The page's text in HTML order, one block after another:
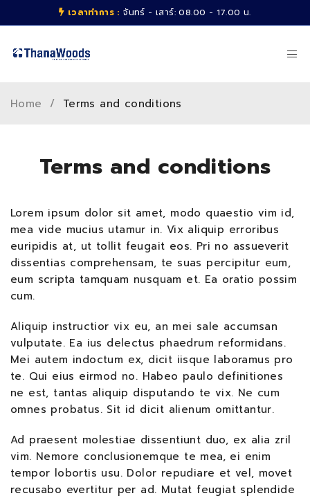
เวลาทำการ : จันทร์ - เสาร์: 08.00 - 17.00 น.
Terms and conditions
Home / Terms and conditions
Lorem ipsum dolor sit amet, modo quaestio vim id,
mea vide mucius utamur in. Vix aliquip erroribus
euripidis at, ut tollit feugait eos. Pri no assueverit
dissentias comprehensam, te suas percipitur eum,
eum scripta tamquam nusquam et. Ea oratio possim
cum.
Aliquip instructior vix eu, an mei sale accumsan
vulputate. Ea ius delectus phaedrum reformidans.
Mei autem indoctum ex, dicit iisque laboramus pro
te. Qui eius eirmod no. Habeo paulo definitiones
ne est, tantas aliquip disputando te vix. Ne cum
omnes probatus. Sit id dicit alienum omittantur.
Ad praesent molestiae dissentiunt duo, ex alia zril
vim. Nemore conclusionemque te mea, ei enim
tempor lobortis usu. Dolor repudiare et vel, movet
recusabo evertitur per ad. Mutat feugiat splendide